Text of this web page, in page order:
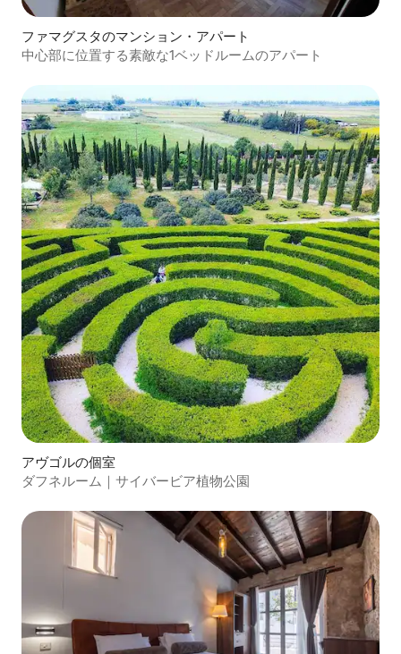
ファマグスタのマンション・アパート
中心部に位置する素敵な1ベッドルームのアパート
アヴゴルの個室
ダフネルーム｜サイバービア植物公園